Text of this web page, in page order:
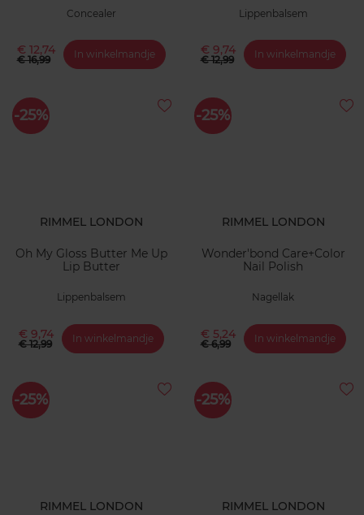
Concealer
€ 12,74
€ 16,99 In winkelmandje
Lippenbalsem
€ 9,74
€ 12,99 In winkelmandje
-25%
RIMMEL LONDON
Oh My Gloss Butter Me Up
Lip Butter
Lippenbalsem
€ 9,74
€ 12,99 In winkelmandje
-25%
RIMMEL LONDON
Wonder'bond Care+Color
Nail Polish
Nagellak
€ 5,24
€ 6,99 In winkelmandje
-25%
RIMMEL LONDON
-25%
RIMMEL LONDON